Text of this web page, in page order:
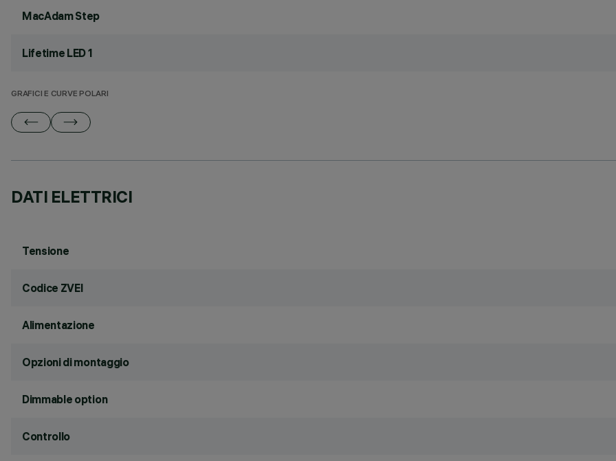
MacAdam Step
Lifetime LED 1
GRAFICI E CURVE POLARI
DATI ELETTRICI
Tensione
Codice ZVEI
Alimentazione
Opzioni di montaggio
Dimmable option
Controllo